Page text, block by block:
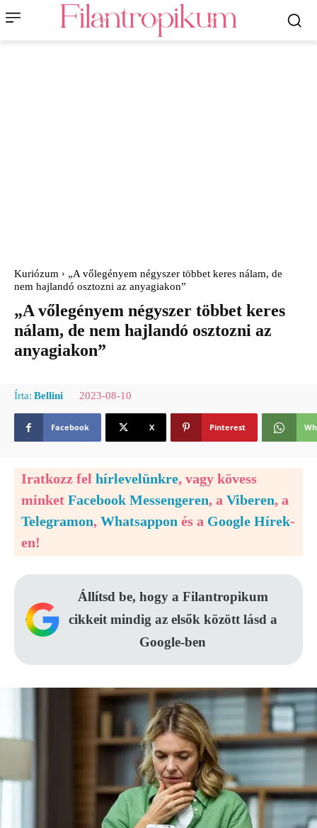
Kuriózum
„A vőlegényem négyszer többet keres nálam, de
nem hajlandó osztozni az anyagiakon”
„A vőlegényem négyszer többet keres
nálam, de nem hajlandó osztozni az
anyagiakon”
Írta: Bellini 2023-08-10
Facebook X Pinterest
Iratkozz fel hírlevelünkre, vagy kövess
minket Facebook Messengeren, a Viberen, a
Telegramon, Whatsappon és a Google Hírek-
en!
Állítsd be, hogy a Filantropikum
cikkeit mindig az elsők között lásd a
Google-ben